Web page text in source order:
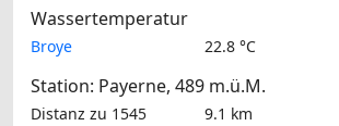
Wassertemperatur
Broye 22.8 °C
Station: Payerne, 489 m.ü.M.
Distanz zu 1545
9.1 km